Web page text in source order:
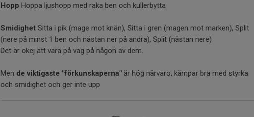
Hopp Hoppa ljushopp med raka ben och kullerbytta
Smidighet Sitta i pik (mage mot knän), Sitta i gren (magen mot marken), Split
(nere på minst 1 ben och nästan ner på andra), Split (nästan nere)
Det är okej att vara på väg på någon av dem.
Men de viktigaste "förkunskaperna" är hög närvaro, kämpar bra med styrka
och smidighet och ger inte upp